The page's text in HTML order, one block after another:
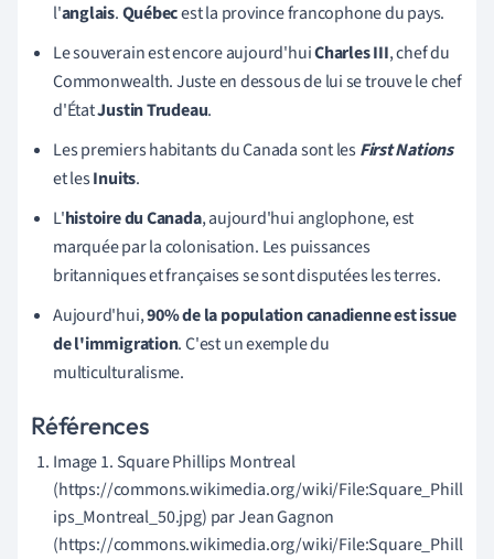
l'anglais.Québecest la province francophone du pays.
Le souverain est encore aujourd'huiCharles III, chef du
Commonwealth. Juste en dessous de lui se trouve le chef
d'ÉtatJustin Trudeau.
Les premiers habitants du Canada sont lesFirst Nations
et lesInuits.
L'histoire du Canada, aujourd'hui anglophone, est
marquée par la colonisation. Les puissances
britanniques et françaises se sont disputées les terres.
Aujourd'hui,90% de la population canadienne est issue
de l'immigration. C'est un exemple du
multiculturalisme.
Références
Image 1. Square Phillips Montreal
(https://commons.wikimedia.org/wiki/File:Square_Phill
ips_Montreal_50.jpg) par Jean Gagnon
(https://commons.wikimedia.org/wiki/File:Square_Phill